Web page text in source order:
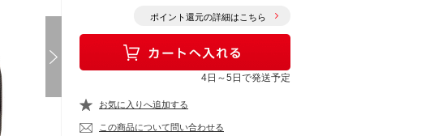
ポイント還元の詳細はこちら
4日～5日で発送予定
お気に入りへ追加する
この商品について問い合わせる